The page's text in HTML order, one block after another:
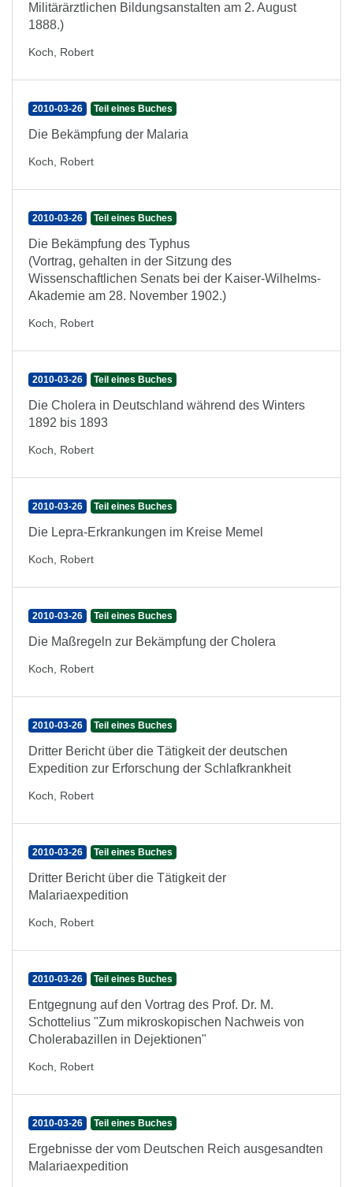
Militärärztlichen Bildungsanstalten am 2. August
1888.)
Koch, Robert
2010-03-26 Teil eines Buches
Die Bekämpfung der Malaria
Koch, Robert
2010-03-26 Teil eines Buches
Die Bekämpfung des Typhus
(Vortrag, gehalten in der Sitzung des
Wissenschaftlichen Senats bei der Kaiser-Wilhelms-
Akademie am 28. November 1902.)
Koch, Robert
2010-03-26 Teil eines Buches
Die Cholera in Deutschland während des Winters
1892 bis 1893
Koch, Robert
2010-03-26 Teil eines Buches
Die Lepra-Erkrankungen im Kreise Memel
Koch, Robert
2010-03-26 Teil eines Buches
Die Maßregeln zur Bekämpfung der Cholera
Koch, Robert
2010-03-26 Teil eines Buches
Dritter Bericht über die Tätigkeit der deutschen
Expedition zur Erforschung der Schlafkrankheit
Koch, Robert
2010-03-26 Teil eines Buches
Dritter Bericht über die Tätigkeit der
Malariaexpedition
Koch, Robert
2010-03-26 Teil eines Buches
Entgegnung auf den Vortrag des Prof. Dr. M.
Schottelius "Zum mikroskopischen Nachweis von
Cholerabazillen in Dejektionen"
Koch, Robert
2010-03-26 Teil eines Buches
Ergebnisse der vom Deutschen Reich ausgesandten
Malariaexpedition